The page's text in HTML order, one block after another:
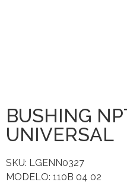
BUSHING
UNIVERSAL
SKU: LGENN0327
MODELO: 110B 04 02